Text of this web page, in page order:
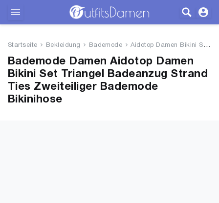
Bekleidung
Wäsche
Schuhe
Startseite Bekleidung Bademode Aidotop Damen Bikini Set Trian...
Bademode Damen Aidotop Damen
Bikini Set Triangel Badeanzug Strand
Ties Zweiteiliger Bademode
Bikinihose